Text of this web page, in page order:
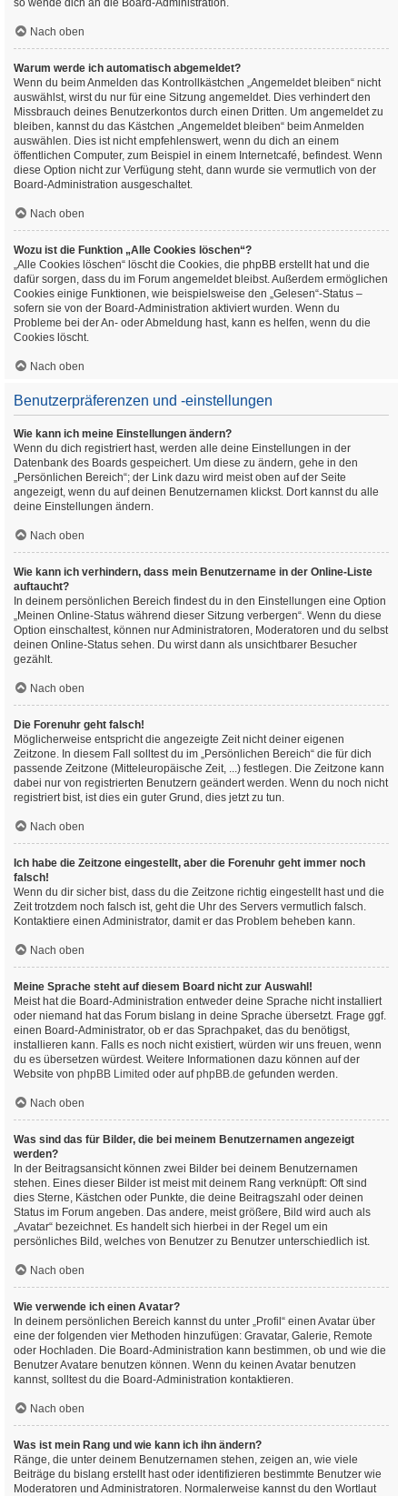
so wende dich an die Board-Administration.
Nach oben
Warum werde ich automatisch abgemeldet?
Wenn du beim Anmelden das Kontrollkästchen „Angemeldet bleiben“ nicht
auswählst, wirst du nur für eine Sitzung angemeldet. Dies verhindert den
Missbrauch deines Benutzerkontos durch einen Dritten. Um angemeldet zu
bleiben, kannst du das Kästchen „Angemeldet bleiben“ beim Anmelden
auswählen. Dies ist nicht empfehlenswert, wenn du dich an einem
öffentlichen Computer, zum Beispiel in einem Internetcafé, befindest. Wenn
diese Option nicht zur Verfügung steht, dann wurde sie vermutlich von der
Board-Administration ausgeschaltet.
Nach oben
Wozu ist die Funktion „Alle Cookies löschen“?
„Alle Cookies löschen“ löscht die Cookies, die phpBB erstellt hat und die
dafür sorgen, dass du im Forum angemeldet bleibst. Außerdem ermöglichen
Cookies einige Funktionen, wie beispielsweise den „Gelesen“-Status –
sofern sie von der Board-Administration aktiviert wurden. Wenn du
Probleme bei der An- oder Abmeldung hast, kann es helfen, wenn du die
Cookies löscht.
Nach oben
Benutzerpräferenzen und -einstellungen
Wie kann ich meine Einstellungen ändern?
Wenn du dich registriert hast, werden alle deine Einstellungen in der
Datenbank des Boards gespeichert. Um diese zu ändern, gehe in den
„Persönlichen Bereich“; der Link dazu wird meist oben auf der Seite
angezeigt, wenn du auf deinen Benutzernamen klickst. Dort kannst du alle
deine Einstellungen ändern.
Nach oben
Wie kann ich verhindern, dass mein Benutzername in der Online-Liste
auftaucht?
In deinem persönlichen Bereich findest du in den Einstellungen eine Option
„Meinen Online-Status während dieser Sitzung verbergen“. Wenn du diese
Option einschaltest, können nur Administratoren, Moderatoren und du selbst
deinen Online-Status sehen. Du wirst dann als unsichtbarer Besucher
gezählt.
Nach oben
Die Forenuhr geht falsch!
Möglicherweise entspricht die angezeigte Zeit nicht deiner eigenen
Zeitzone. In diesem Fall solltest du im „Persönlichen Bereich“ die für dich
passende Zeitzone (Mitteleuropäische Zeit, ...) festlegen. Die Zeitzone kann
dabei nur von registrierten Benutzern geändert werden. Wenn du noch nicht
registriert bist, ist dies ein guter Grund, dies jetzt zu tun.
Nach oben
Ich habe die Zeitzone eingestellt, aber die Forenuhr geht immer noch
falsch!
Wenn du dir sicher bist, dass du die Zeitzone richtig eingestellt hast und die
Zeit trotzdem noch falsch ist, geht die Uhr des Servers vermutlich falsch.
Kontaktiere einen Administrator, damit er das Problem beheben kann.
Nach oben
Meine Sprache steht auf diesem Board nicht zur Auswahl!
Meist hat die Board-Administration entweder deine Sprache nicht installiert
oder niemand hat das Forum bislang in deine Sprache übersetzt. Frage ggf.
einen Board-Administrator, ob er das Sprachpaket, das du benötigst,
installieren kann. Falls es noch nicht existiert, würden wir uns freuen, wenn
du es übersetzen würdest. Weitere Informationen dazu können auf der
Website von phpBB Limited oder aufphpBB.de gefunden werden.
Nach oben
Was sind das für Bilder, die bei meinem Benutzernamen angezeigt
werden?
In der Beitragsansicht können zwei Bilder bei deinem Benutzernamen
stehen. Eines dieser Bilder ist meist mit deinem Rang verknüpft: Oft sind
dies Sterne, Kästchen oder Punkte, die deine Beitragszahl oder deinen
Status im Forum angeben. Das andere, meist größere, Bild wird auch als
„Avatar“ bezeichnet. Es handelt sich hierbei in der Regel um ein
persönliches Bild, welches von Benutzer zu Benutzer unterschiedlich ist.
Nach oben
Wie verwende ich einen Avatar?
In deinem persönlichen Bereich kannst du unter „Profil“ einen Avatar über
eine der folgenden vier Methoden hinzufügen: Gravatar, Galerie, Remote
oder Hochladen. Die Board-Administration kann bestimmen, ob und wie die
Benutzer Avatare benutzen können. Wenn du keinen Avatar benutzen
kannst, solltest du die Board-Administration kontaktieren.
Nach oben
Was ist mein Rang und wie kann ich ihn ändern?
Ränge, die unter deinem Benutzernamen stehen, zeigen an, wie viele
Beiträge du bislang erstellt hast oder identifizieren bestimmte Benutzer wie
Moderatoren und Administratoren. Normalerweise kannst du den Wortlaut